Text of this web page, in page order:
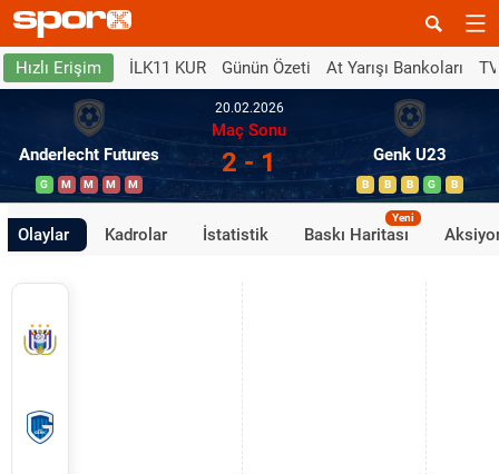
Hızlı Erişim İLK11 KUR Günün Özeti At Yarışı Bankoları
Anderlecht Futures
G M M M M
20.02.2026
Maç Sonu
2 - 1 Genk U23
B B B G B
Olaylar Kadrolar İstatistik Baskı Haritası
Yeni